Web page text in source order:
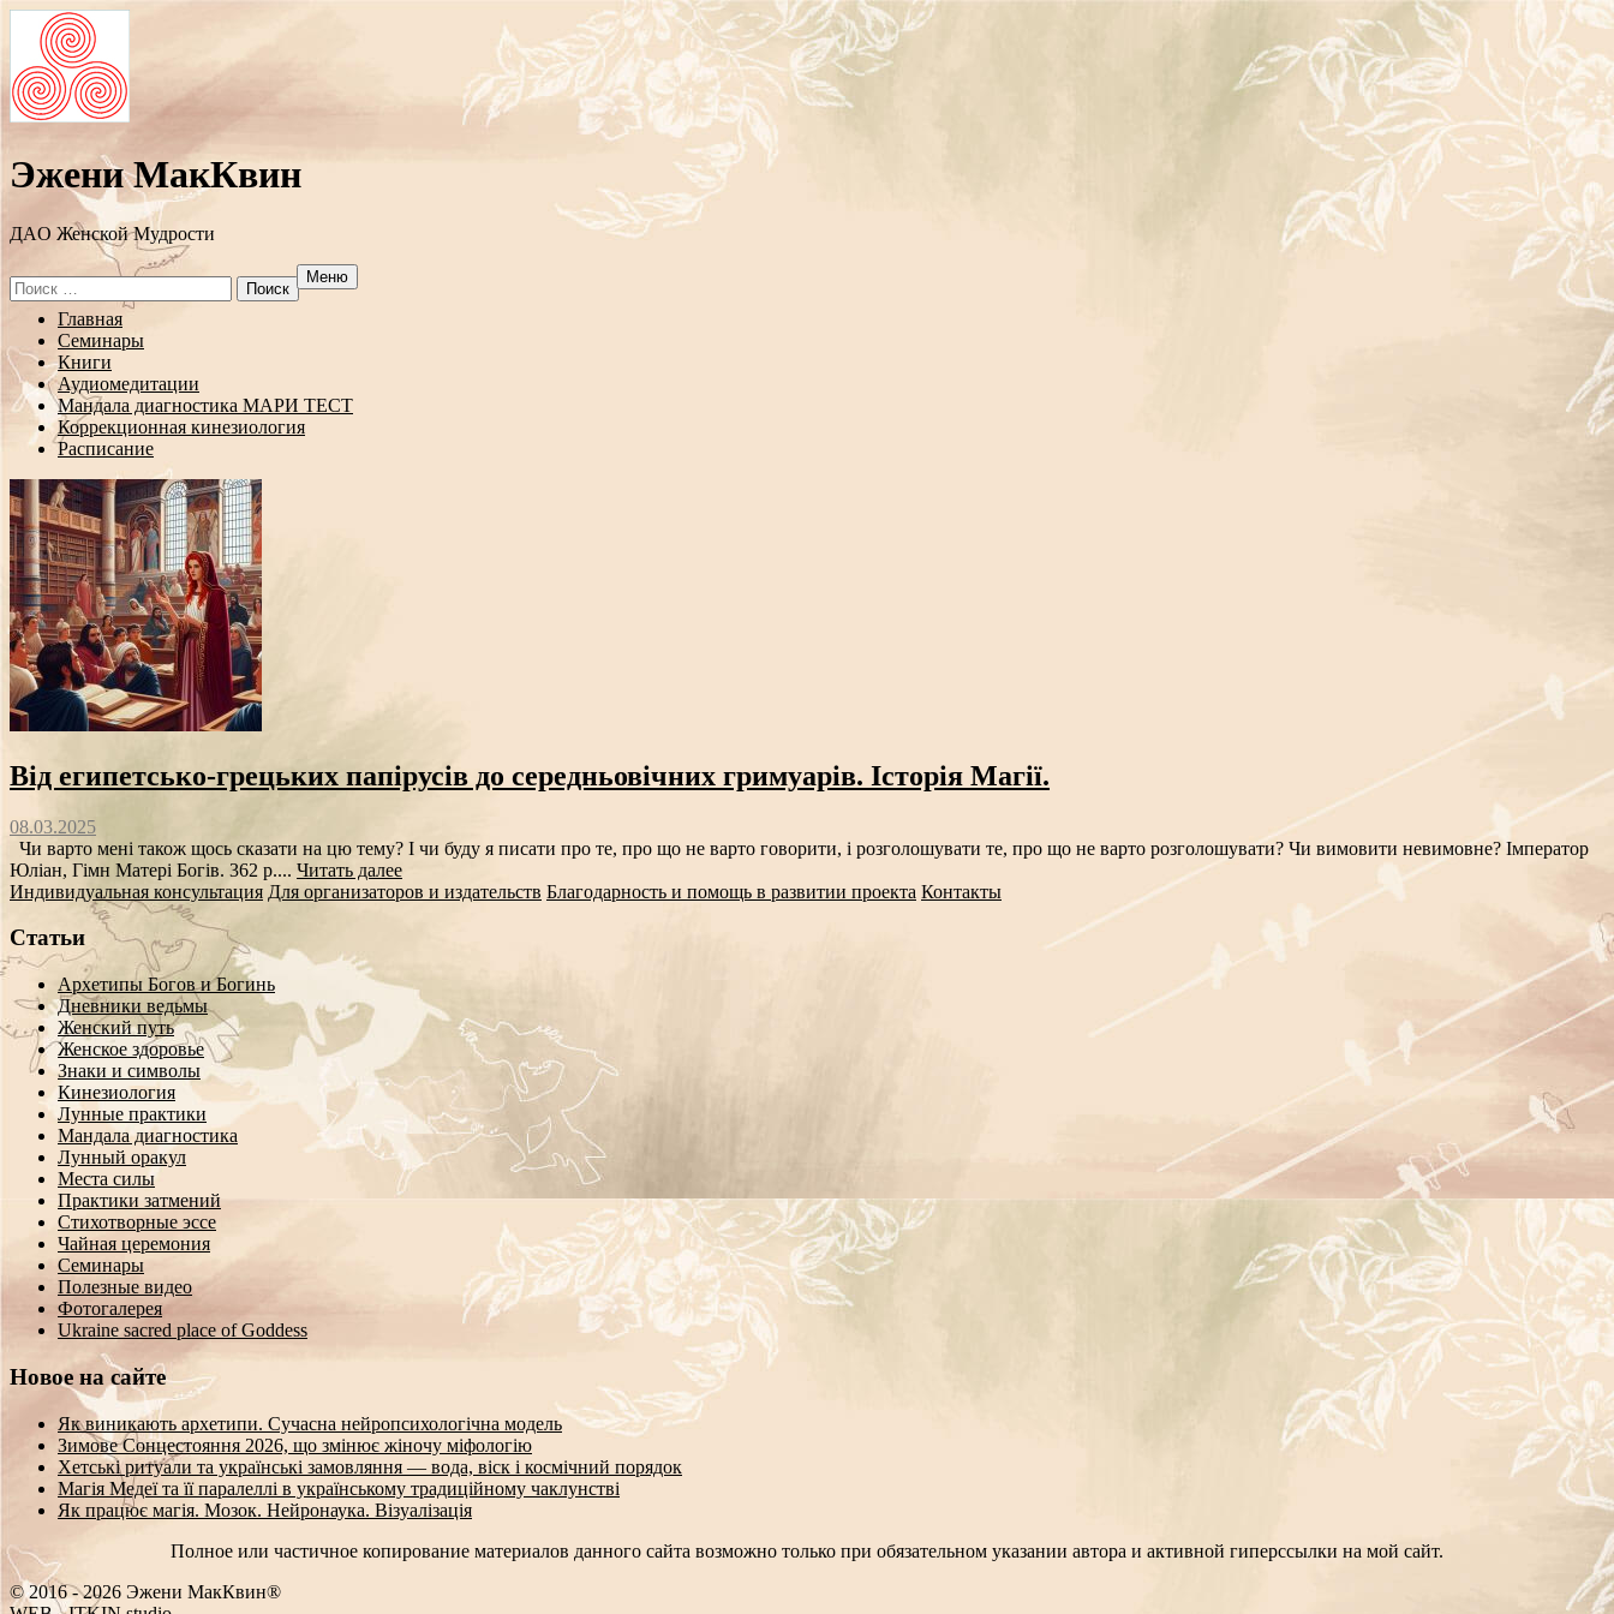
Эжени МакКвин
ДAO Женской Мудрости
Search
for:
Меню
Перейти
содержанию
Главная
Семинары
Книги
Аудиомедитации
Мандала диагностика МАРИ ТЕСТ
Коррекционная кинезиология
Расписание
Від египетсько-грецьких папірусів до середньовічних гримуарів. Історія Магії.
08.03.2025
Чи варто мені також щось сказати на цю тему? І чи буду я писати про те, про що не варто говорити, і розголошувати те, про що не варто розголошувати? Чи вимовити невимовне? Імператор
Юліан, Гімн Матері Богів. 362 р.... Читать далее
Индивидуальная консультация Для организаторов и издательств Благодарность и помощь в развитии проекта Контакты
Статьи
Архетипы Богов и Богинь
Дневники ведьмы
Женский путь
Женское здоровье
Знаки и символы
Кинезиология
Лунные практики
Мандала диагностика
Лунный оракул
Места силы
Практики затмений
Стихотворные эссе
Чайная церемония
Семинары
Полезные видео
Фотогалерея
Ukraine sacred place of Goddess
Новое на сайте
Як виникають архетипи. Сучасна нейропсихологічна модель
Зимове Сонцестояння 2026, що змінює жіночу міфологію
Хетські ритуали та українські замовляння — вода, віск і космічний порядок
Магія Медеї та її паралеллі в українському традиційному чаклунстві
Як працює магія. Мозок. Нейронаука. Візуалізація
Полное или частичное копирование материалов данного сайта возможно только при обязательном указании автора и активной гиперссылки на мой сайт.
© 2016 - 2026 Эжени МакКвин®